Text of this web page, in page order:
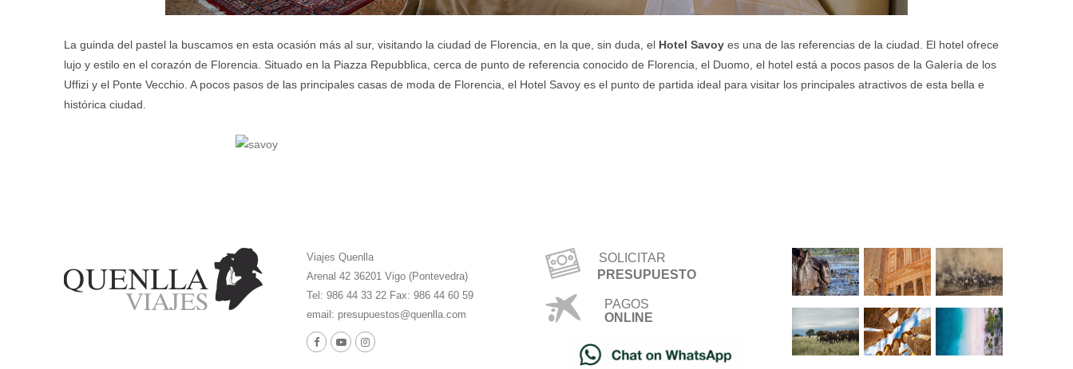
La guinda del pastel la buscamos en esta ocasión más al sur, visitando la ciudad de Florencia, en la que, sin duda, el Hotel Savoy es una de las referencias de la ciudad. El hotel ofrece
lujo y estilo en el corazón de Florencia. Situado en la Piazza Repubblica, cerca de punto de referencia conocido de Florencia, el Duomo, el hotel está a pocos pasos de la Galería de los
Uffizi y el Ponte Vecchio. A pocos pasos de las principales casas de moda de Florencia, el Hotel Savoy es el punto de partida ideal para visitar los principales atractivos de esta bella e
histórica ciudad.
Viajes Quenlla
Arenal 42 36201 Vigo (Pontevedra)
Tel: 986 44 33 22 Fax: 986 44 60 59
email: presupuestos@quenlla.com
SOLICITAR
PRESUPUESTO
PAGOS
ONLINE